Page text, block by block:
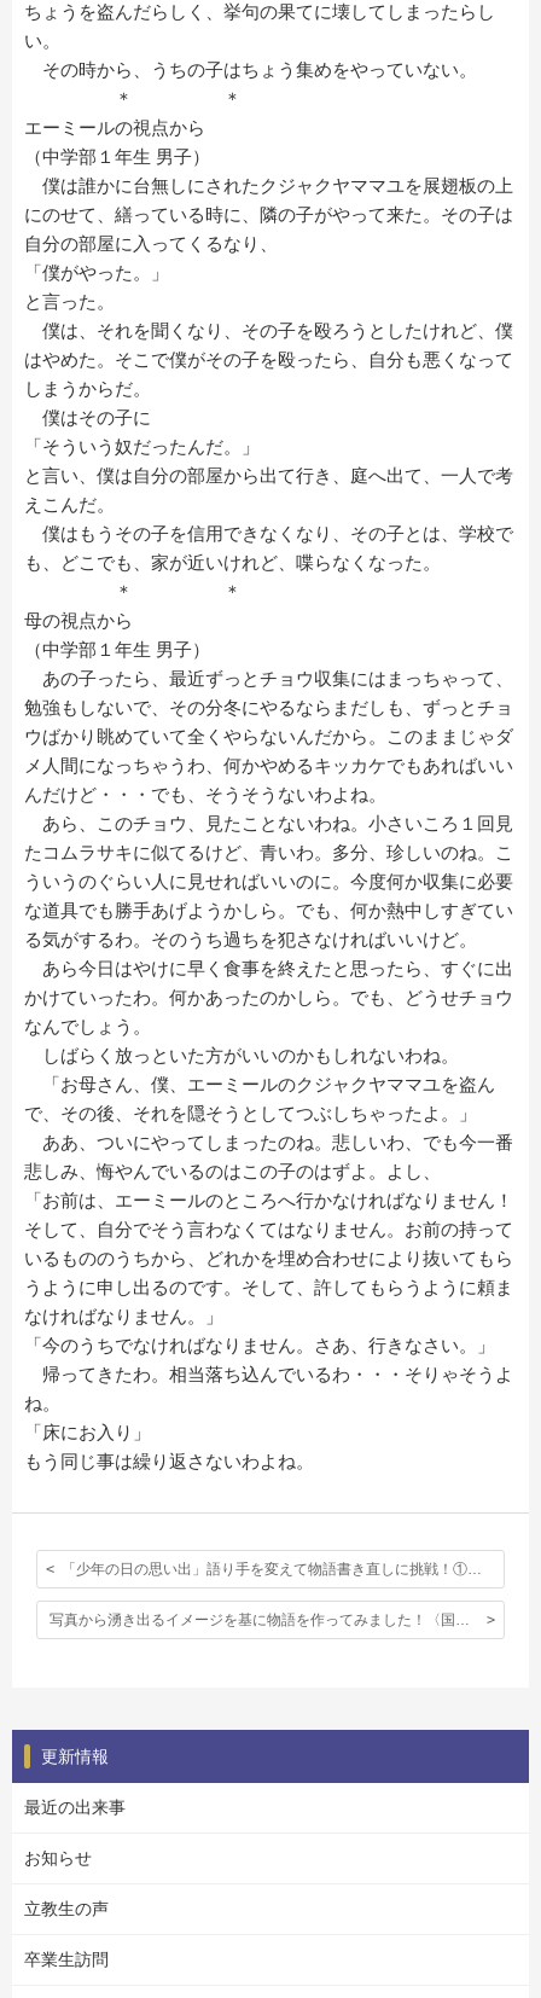
ちょうを盗んだらしく、挙句の果てに壊してしまったらし
い。
その時から、うちの子はちょう集めをやっていない。
＊ ＊
エーミールの視点から
（中学部１年生 男子）
僕は誰かに台無しにされたクジャクヤママユを展翅板の上
にのせて、繕っている時に、隣の子がやって来た。その子は
自分の部屋に入ってくるなり、
「僕がやった。」
と言った。
僕は、それを聞くなり、その子を殴ろうとしたけれど、僕
はやめた。そこで僕がその子を殴ったら、自分も悪くなって
しまうからだ。
僕はその子に
「そういう奴だったんだ。」
と言い、僕は自分の部屋から出て行き、庭へ出て、一人で考
えこんだ。
僕はもうその子を信用できなくなり、その子とは、学校で
も、どこでも、家が近いけれど、喋らなくなった。
＊ ＊
母の視点から
（中学部１年生 男子）
あの子ったら、最近ずっとチョウ収集にはまっちゃって、
勉強もしないで、その分冬にやるならまだしも、ずっとチョ
ウばかり眺めていて全くやらないんだから。このままじゃダ
メ人間になっちゃうわ、何かやめるキッカケでもあればいい
んだけど・・・でも、そうそうないわよね。
あら、このチョウ、見たことないわね。小さいころ１回見
たコムラサキに似てるけど、青いわ。多分、珍しいのね。こ
ういうのぐらい人に見せればいいのに。今度何か収集に必要
な道具でも勝手あげようかしら。でも、何か熱中しすぎてい
る気がするわ。そのうち過ちを犯さなければいいけど。
あら今日はやけに早く食事を終えたと思ったら、すぐに出
かけていったわ。何かあったのかしら。でも、どうせチョウ
なんでしょう。
しばらく放っといた方がいいのかもしれないわね。
「お母さん、僕、エーミールのクジャクヤママユを盗ん
で、その後、それを隠そうとしてつぶしちゃったよ。」
ああ、ついにやってしまったのね。悲しいわ、でも今一番
悲しみ、悔やんでいるのはこの子のはずよ。よし、
「お前は、エーミールのところへ行かなければなりません！
そして、自分でそう言わなくてはなりません。お前の持って
いるもののうちから、どれかを埋め合わせにより抜いてもら
うように申し出るのです。そして、許してもらうように頼ま
なければなりません。」
「今のうちでなければなりません。さあ、行きなさい。」
帰ってきたわ。相当落ち込んでいるわ・・・そりゃそうよ
ね。
「床にお入り」
もう同じ事は繰り返さないわよね。
更新情報
最近の出来事
お知らせ
立教生の声
卒業生訪問